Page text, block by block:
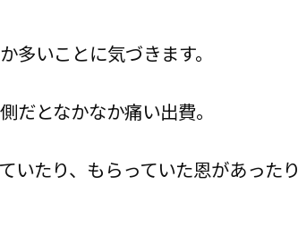
多いことに気づきます。
だとなかなか痛い出費。
いたり、もらっていた恩があったり